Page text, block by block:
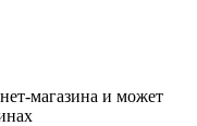
магазина и может